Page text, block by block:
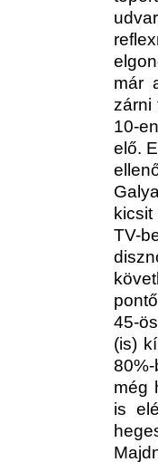
már
zárni
10-
elő.
TV-
45-
(is)
még
is